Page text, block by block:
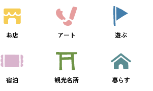
お店 アート 遊ぶ
宿泊 観光名所 暮らす